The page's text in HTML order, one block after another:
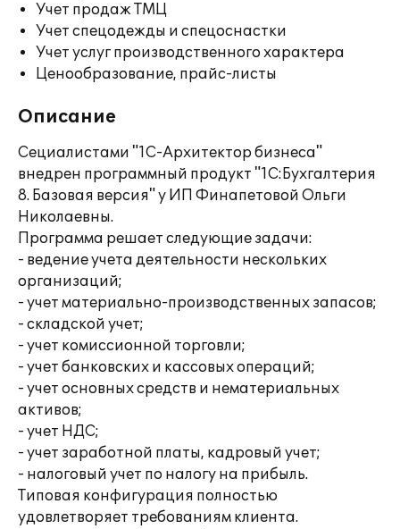
Учет продаж ТМЦ
Учет спецодежды и спецоснастки
Учет услуг производственного характера
Ценообразование, прайс-листы
Описание
Сециалистами "1С-Архитектор бизнеса"
внедрен программный продукт "1С:Бухгалтерия
8. Базовая версия" у ИП Финапетовой Ольги
Николаевны.
Программа решает следующие задачи:
- ведение учета деятельности нескольких
организаций;
- учет материально-производственных запасов;
- складской учет;
- учет комиссионной торговли;
- учет банковских и кассовых операций;
- учет основных средств и нематериальных
активов;
- учет НДС;
- учет заработной платы, кадровый учет;
- налоговый учет по налогу на прибыль.
Типовая конфигурация полностью
удовлетворяет требованиям клиента.